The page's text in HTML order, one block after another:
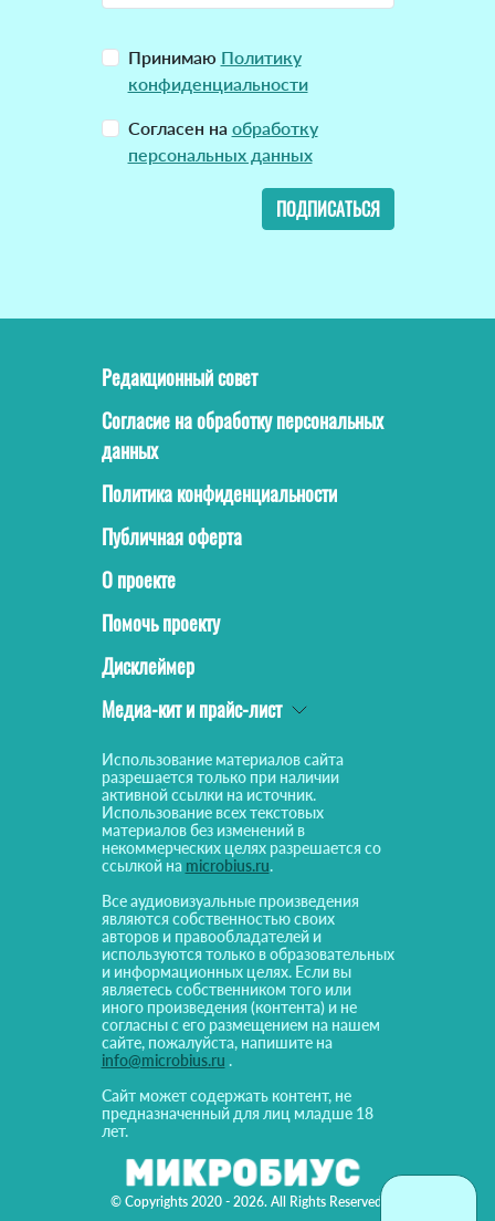
Принимаю Политику
конфиденциальности
Согласен на обработку
персональных данных
ПОДПИСАТЬСЯ
© Copyrights 2020 - 2026. All Rights Reserved!
Редакционный совет
Согласие на обработку персональных
данных
Политика конфиденциальности
Публичная оферта
О проекте
Помочь проекту
Дисклеймер
Медиа-кит и прайс-лист
Использование материалов сайта
разрешается только при наличии
активной ссылки на источник.
Использование всех текстовых
материалов без изменений в
некоммерческих целях разрешается со
ссылкой на microbius.ru.
Все аудиовизуальные произведения
являются собственностью своих
авторов и правообладателей и
используются только в образовательных
и информационных целях. Если вы
являетесь собственником того или
иного произведения (контента) и не
согласны с его размещением на нашем
сайте, пожалуйста, напишите на
info@microbius.ru .
Сайт может содержать контент, не
предназначенный для лиц младше 18
лет.